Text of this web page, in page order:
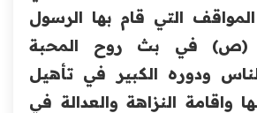
التي قام بها الرسول
(ص) في بث روح المحبة
ودوره الكبير في تأهيل
واقامة النزاهة والعدالة في